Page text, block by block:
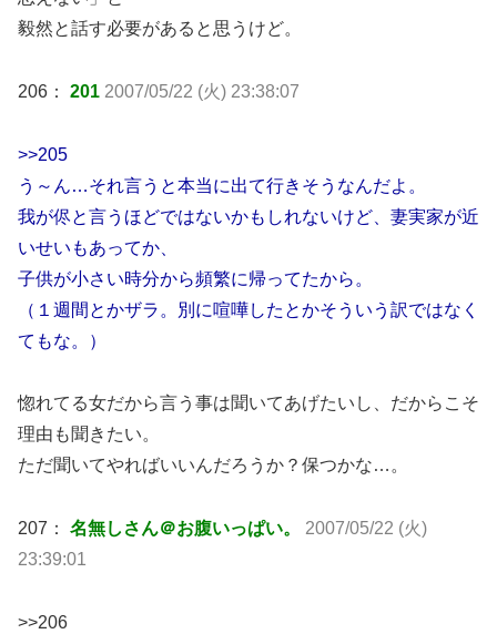
毅然と話す必要があると思うけど。
206： 201 2007/05/22 (火) 23:38:07
>>205
う～ん…それ言うと本当に出て行きそうなんだよ。
我が侭と言うほどではないかもしれないけど、妻実家が近
いせいもあってか、
子供が小さい時分から頻繁に帰ってたから。
（１週間とかザラ。別に喧嘩したとかそういう訳ではなく
てもな。）
惚れてる女だから言う事は聞いてあげたいし、だからこそ
理由も聞きたい。
ただ聞いてやればいいんだろうか？保つかな…。
207： 名無しさん＠お腹いっぱい。 2007/05/22 (火)
23:39:01
>>206